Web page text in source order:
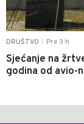
DRUŠTVO Pre 3 h
Sjećanje na
godina od avio-